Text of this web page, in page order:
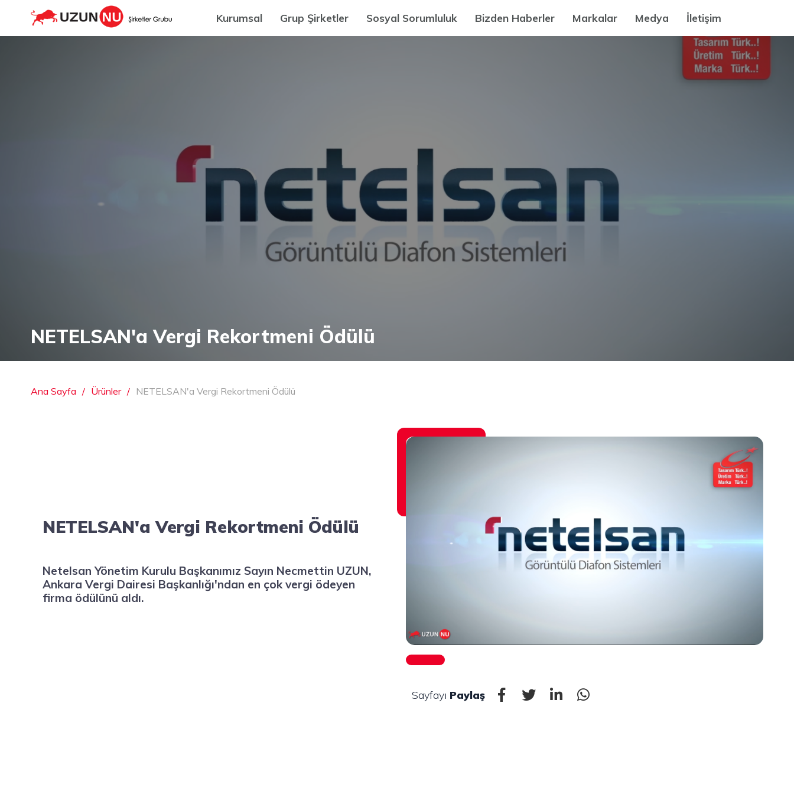
Kurumsal Grup Şirketler Sosyal Sorumluluk Bizden Haberler Markalar Medya İletişim
NETELSAN'a Vergi Rekortmeni Ödülü
Ana Sayfa Ürünler NETELSAN'a Vergi Rekortmeni Ödülü
NETELSAN'a Vergi Rekortmeni Ödülü
Netelsan Yönetim Kurulu Başkanımız Sayın Necmettin UZUN,
Ankara Vergi Dairesi Başkanlığı'ndan en çok vergi ödeyen
firma ödülünü aldı.
Sayfayı Paylaş